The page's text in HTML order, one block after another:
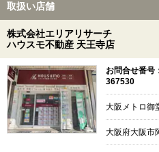
取扱い店舗
株式会社エリアリサーチ
ハウスモ不動産 天王寺店
お問合せ番号
367530
大阪メトロ御
大阪府大阪市